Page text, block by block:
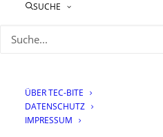
SUCHE
ÜBER TEC-BITE
DATENSCHUTZ
IMPRESSUM